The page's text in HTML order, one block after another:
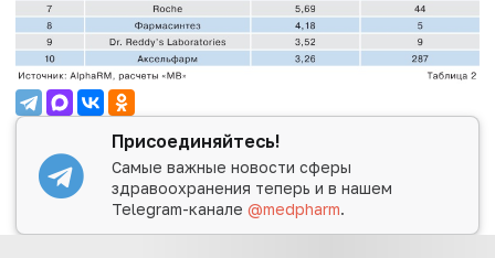
Присоединяйтесь!
Самые важные новости сферы
здравоохранения теперь и в нашем
Telegram-канале@medpharm.